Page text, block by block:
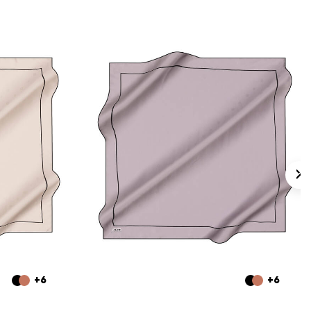
+6 +6